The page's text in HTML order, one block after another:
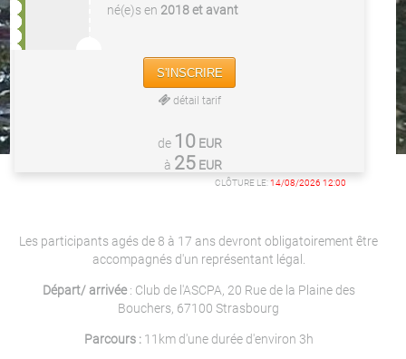
né(e)s en 2018 et avant
S'INSCRIRE
détail tarif
de 10 EUR
à 25 EUR
CLÔTURE LE:14/08/2026 12:00
Les participants agés de 8 à 17 ans devront obligatoirement être
accompagnés d'un représentant légal.
Départ/ arrivée: Club de l'ASCPA, 20 Rue de la Plaine des
Bouchers, 67100 Strasbourg
Parcours :11km d'une durée d'environ 3h